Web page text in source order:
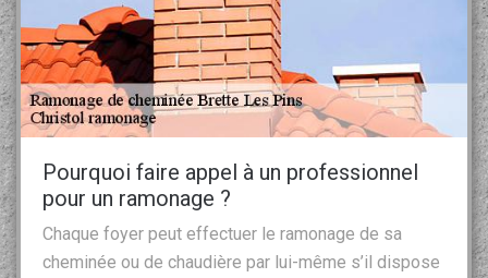
Pourquoi faire appel à un professionnel
pour un ramonage ?
Chaque foyer peut effectuer le ramonage de sa
cheminée ou de chaudière par lui-même s’il dispose